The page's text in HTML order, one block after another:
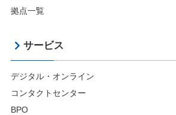
拠点一覧
サービス
デジタル・オンライン
コンタクトセンター
BPO